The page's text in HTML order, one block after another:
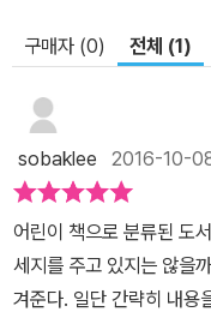
구매자 (0) 전체 (1)
sobaklee 2016-10-
어린이 책으로 분류된 도
세지를 주고 있지는 않을
겨준다. 일단 간략히 내용